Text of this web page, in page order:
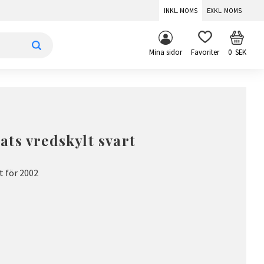
INKL. MOMS EXKL. MOMS
Mina sidor FAVORITER 0SEK
vredskylt svart
för 2002